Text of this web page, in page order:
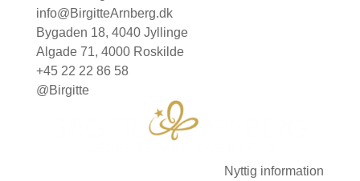
info@BirgitteArnberg.dk
Bygaden 18, 4040 Jyllinge
Algade 71, 4000 Roskilde
+45 22 22 86 58
@Birgitte
Nyttig information